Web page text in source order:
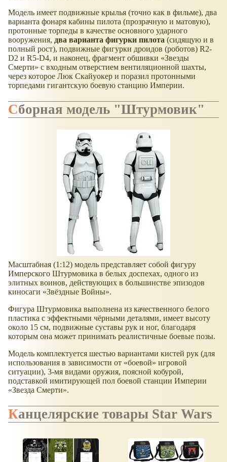
Модель имеет подвижные крылья (точно как в фильме), два
варианта фонаря кабины пилота (прозрачную и матовую),
протонные торпеды в качестве основного ударного
вооружения, два варианта фигурки пилота (сидящую и в
полный рост), подвижные фигурки дроидов (роботов) R2-
D2 и R5-D4, и наконец, фрагмент обшивки «Звезды
Смерти» с входным отверстием вентиляционной шахты,
через которое Люк Скайуокер и поразил протонными
торпедами гигантскую боевую станцию Империи.
Сборная модель "Штурмовик"
Масштабная (1:12) модель представляет собой фигуру
Имперского Штурмовика в белых доспехах, одного из
элитных воинов, действующих в большинстве эпизодов
киносаги «Звёздные Войны».
Фигура Штурмовика выполнена из качественного белого
пластика с эффектными чёрными деталями, имеет высоту
около 15 см, подвижные суставы рук и ног, благодаря
которым она может принимать реалистичные боевые позы.
Модель комплектуется шестью вариантами кистей рук (для
использования в зависимости от «боевой» игровой
ситуации), 3-мя видами оружия, поясной кобурой,
подставкой имитирующей пол боевой станции Империи
«Звезда Смерти».
Канцелярские товары Star Wars